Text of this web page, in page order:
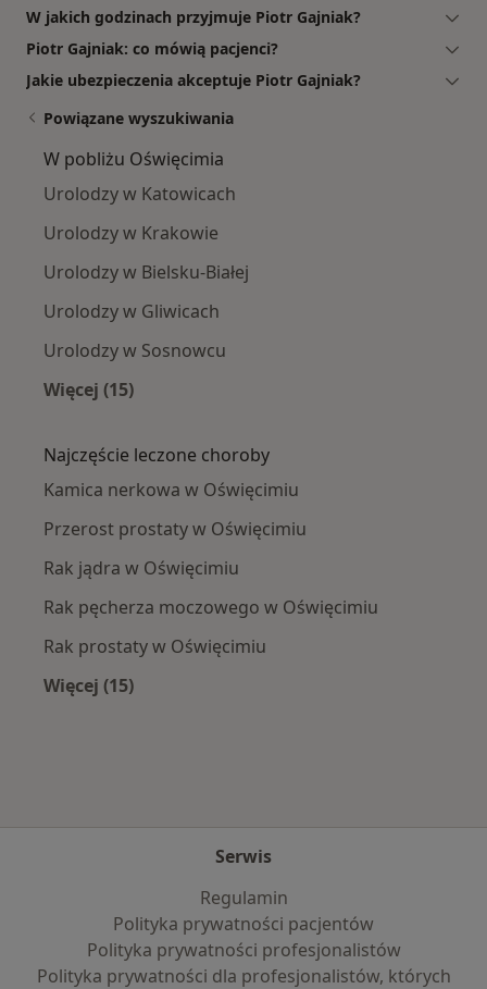
W jakich godzinach przyjmuje Piotr Gajniak?
Piotr Gajniak: co mówią pacjenci?
Jakie ubezpieczenia akceptuje Piotr Gajniak?
Powiązane wyszukiwania
W pobliżu Oświęcimia
Urolodzy w Katowicach
Urolodzy w Krakowie
Urolodzy w Bielsku-Białej
Urolodzy w Gliwicach
Urolodzy w Sosnowcu
Więcej (15)
Najczęście leczone choroby
Kamica nerkowa w Oświęcimiu
Przerost prostaty w Oświęcimiu
Rak jądra w Oświęcimiu
Rak pęcherza moczowego w Oświęcimiu
Rak prostaty w Oświęcimiu
Więcej (15)
Serwis
Regulamin
Polityka prywatności pacjentów
Polityka prywatności profesjonalistów
Polityka prywatności dla profesjonalistów, których